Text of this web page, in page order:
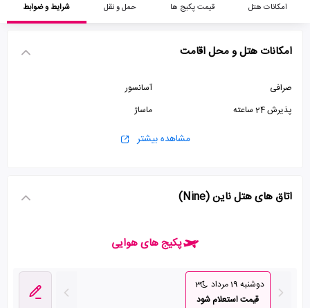
امکانات هتل قیمت پکیج ها حمل و نقل شرایط و ضوابط
امکانات هتل و محل اقامت
صرافی
آسانسور
پذیرش 24 ساعته
ماساژ
مشاهده بیشتر
اتاق های هتل ناین (Nine)
پکیج های هوایی
دوشنبه 19 مرداد
3
قیمت استعلام شود